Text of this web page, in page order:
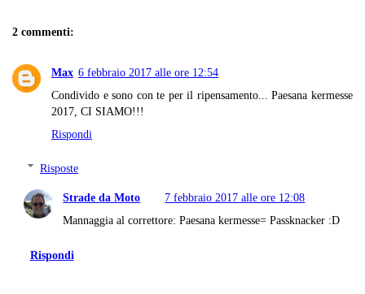
2 commenti:
Max 6 febbraio 2017 alle ore 12:54
Condivido e sono con te per il ripensamento... Paesana kermesse
2017, CI SIAMO!!!
Rispondi
Risposte
Strade da Moto
7 febbraio 2017 alle ore 12:08
Mannaggia al correttore: Paesana kermesse= Passknacker :D
Rispondi